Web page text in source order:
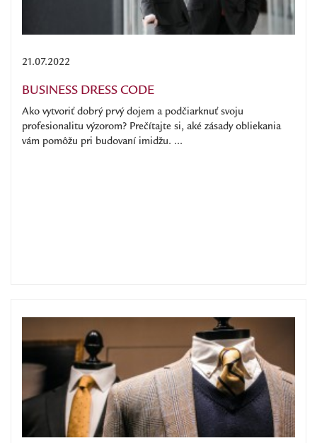
21.07.2022
BUSINESS DRESS CODE
Ako vytvoriť dobrý prvý dojem a podčiarknuť svoju
profesionalitu výzorom? Prečítajte si, aké zásady obliekania
vám pomôžu pri budovaní imidžu. ...